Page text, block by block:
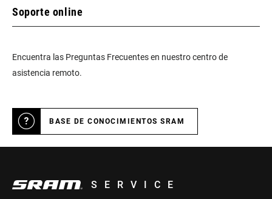
Soporte online
Encuentra las Preguntas Frecuentes en nuestro centro de
asistencia remoto.
BASE DE CONOCIMIENTOS SRAM
SERVICE